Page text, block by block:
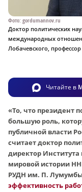
Фото: gordumannov.ru
Доктор политических
международных
Лобачевского,
Читайте в
«То, что президент
большую роль,
публичной власти
считает доктор
директор
мировой истории
РУДН им. П.
эффективность